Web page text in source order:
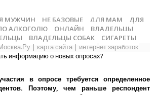
МУЖЧИН НЕ БАЗОВЫЕ ДЛЯ МАМ
ДЛЯ
АЛКОГОЛЮ ОНЛАЙН
ВЛАДЕЛЬЦЫ
ВЛАДЕЛЬЦЫ СОБАК СИГАРЕТЫ
| карта сайта| интернет заработок
информацию о новых опросах?
в опросе требуется определенное
Поэтому, чем раньше респондент